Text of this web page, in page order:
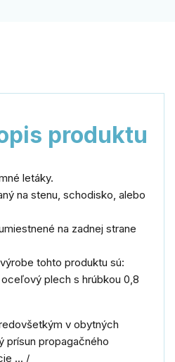
produktu
letáky.
na stenu, schodisko, alebo
na zadnej strane
tohto produktu sú:
plech s hrúbkou 0,8
v obytných
prísun propagačného
... /